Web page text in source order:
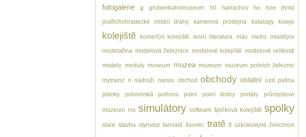
fotogalerie g grubenbahnmuseum h0 harrachov ho hoe jhmd
jindřichohradecké místní dráhy kamenná prodejna katalogy koleje
kolejiště komerční kolejiště lesní literatura máv metro mladějov
modelařina modelová železnice modelové kolejiště modelové velikosti
modely moduly museum muzea muzeum muzeum polních železnic
mytrainz n nádraží nanox obchod obchody ostatní ozd patina
plánky pohronská polhora polní polní dráhy portály průmyslové
muzeum rss simulátory software špičková kolejiště spolky
staré stavba styrodur tanvald tisovec tratě tt úzkokolejné železnice